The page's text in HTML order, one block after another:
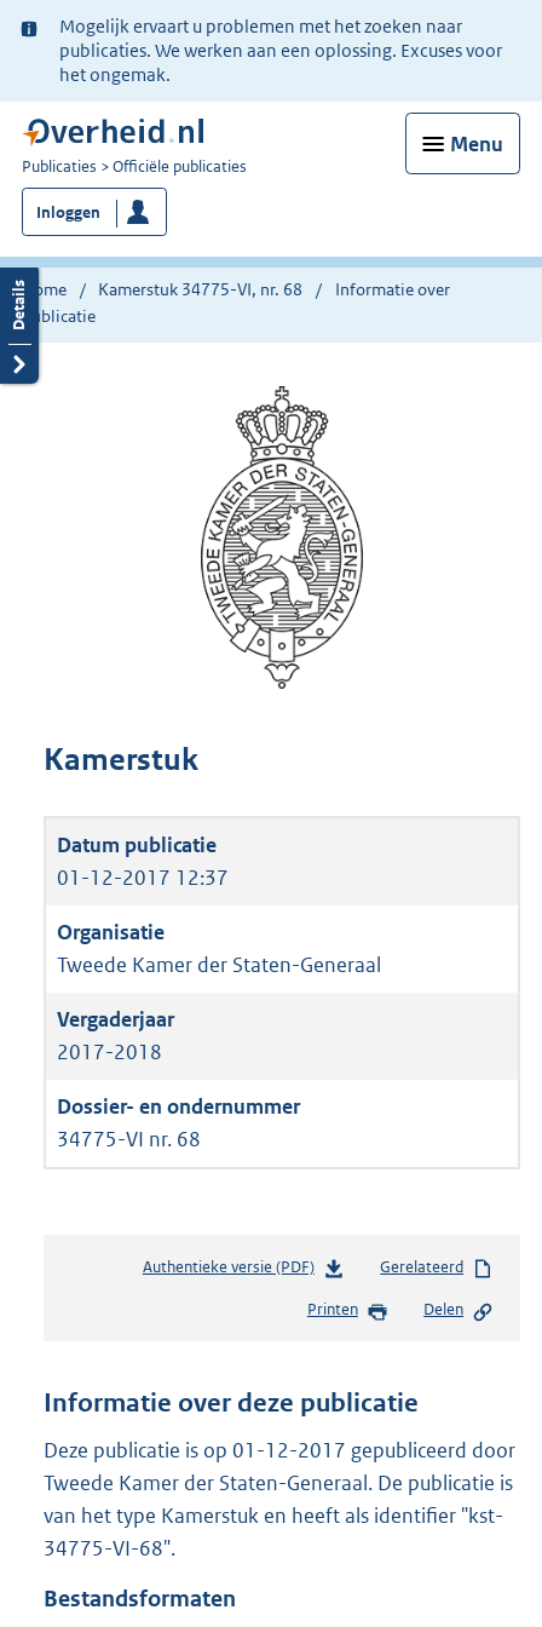
Ter
informatie:
Mogelijk ervaart u problemen met het zoeken naar
publicaties. We werken aan een oplossing. Excuses voor
het ongemak.
Menu
U
bent
nu
hier:
Publicaties Officiële publicaties
Inloggen
Home Kamerstuk 34775-VI, nr. 68
Informatie over
publicatie
Kamerstuk
01-12-2017 12:37
Tweede Kamer der Staten-Generaal
2017-2018
34775-VI nr. 68
Authentieke versie (PDF)b
s
n
s
r
o
Gerelateerd
Printen Delen
Informatie over deze publicatie
Deze publicatie is op 01-12-2017 gepubliceerd door
Tweede Kamer der Staten-Generaal. De publicatie is
van het type Kamerstuk en heeft als identifier "kst-
34775-VI-68".
Bestandsformaten